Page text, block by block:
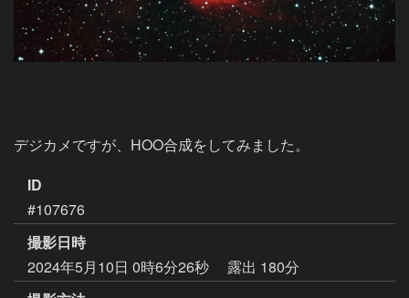
デジカメですが、HOO合成をしてみました。
ID
#107676
撮影日時
2024年5月10日 0時6分26秒
露出 180分